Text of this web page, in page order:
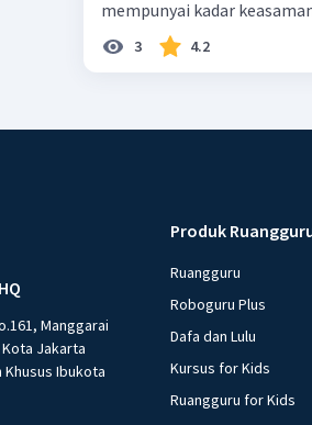
3 4.2
Manggarai
Jakarta
Khusus Ibukota
Produk
Ruangguru
Roboguru Plus
Dafa dan Lulu
Kursus for Kids
Ruangguru for Kids